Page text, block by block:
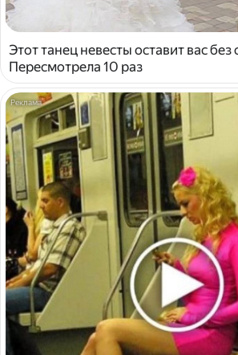
Этот танец невесты оставит вас без
Пересмотрела 10 раз